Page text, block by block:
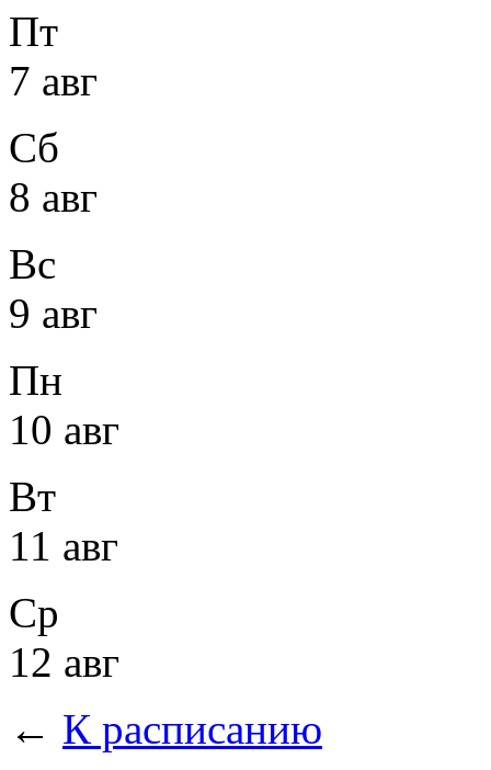
Пт
7 авг
Сб
8 авг
Вс
9 авг
Пн
10 авг
Вт
11 авг
Ср
12 авг
← К расписанию